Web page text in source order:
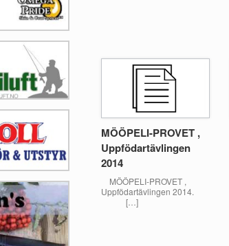
MÖÖPELI-PROVET ,
Uppfödartävlingen
2014
MÖÖPELI-PROVET ,
Uppfödartävlingen 2014.
[…]